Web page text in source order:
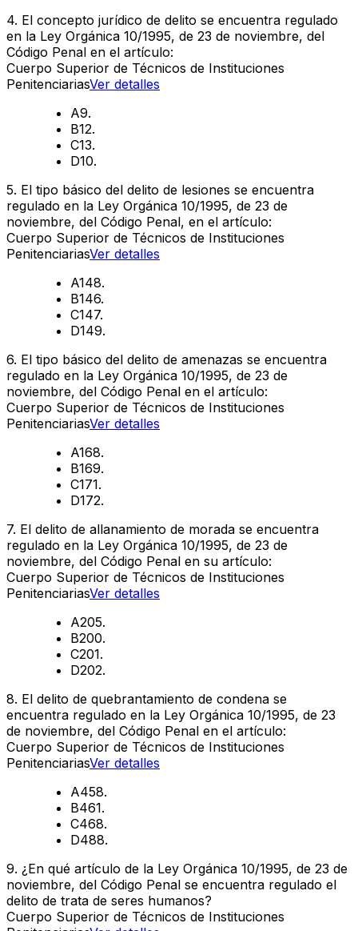
4. El concepto jurídico de delito se encuentra regulado
en la Ley Orgánica 10/1995, de 23 de noviembre, del
Código Penal en el artículo:
Cuerpo Superior de Técnicos de Instituciones
PenitenciariasVer detalles
A9.
B12.
C13.
D10.
5. El tipo básico del delito de lesiones se encuentra
regulado en la Ley Orgánica 10/1995, de 23 de
noviembre, del Código Penal, en el artículo:
Cuerpo Superior de Técnicos de Instituciones
PenitenciariasVer detalles
A148.
B146.
C147.
D149.
6. El tipo básico del delito de amenazas se encuentra
regulado en la Ley Orgánica 10/1995, de 23 de
noviembre, del Código Penal en el artículo:
Cuerpo Superior de Técnicos de Instituciones
PenitenciariasVer detalles
A168.
B169.
C171.
D172.
7. El delito de allanamiento de morada se encuentra
regulado en la Ley Orgánica 10/1995, de 23 de
noviembre, del Código Penal en su artículo:
Cuerpo Superior de Técnicos de Instituciones
PenitenciariasVer detalles
A205.
B200.
C201.
D202.
8. El delito de quebrantamiento de condena se
encuentra regulado en la Ley Orgánica 10/1995, de 23
de noviembre, del Código Penal en el artículo:
Cuerpo Superior de Técnicos de Instituciones
PenitenciariasVer detalles
A458.
B461.
C468.
D488.
9. ¿En qué artículo de la Ley Orgánica 10/1995, de 23 de
noviembre, del Código Penal se encuentra regulado el
delito de trata de seres humanos?
Cuerpo Superior de Técnicos de Instituciones